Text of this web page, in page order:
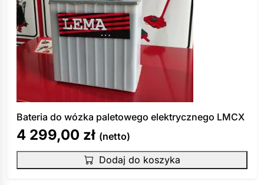
Bateria do wózka paletowego elektrycznego LMCX
4 299,00 zł (netto)
Dodaj do koszyka